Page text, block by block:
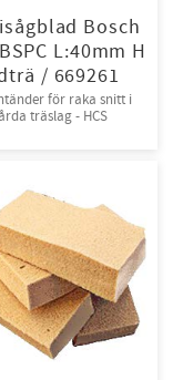
Bosch
L:40mm H
/ 669261
för raka snitt i
träslag - HCS